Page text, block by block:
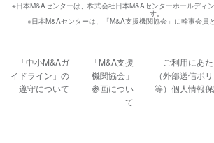
※日本M&Aセンターは、株式会社日本M&Aセンターホールディ
す。
※日本M&Aセンターは、「M&A支援機関協会」に幹事会員
「中小M&Aガ
イドライン」の
遵守について
「M&A支援
機関協会」
参画につい
て
ご利用にあ
（外部送信ポ
等）個人情報